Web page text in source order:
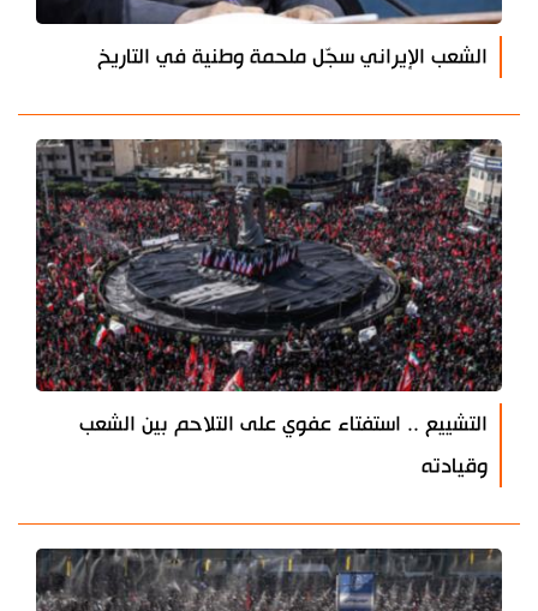
الشعب الإيراني سجّل ملحمة وطنية في التاريخ
التشييع .. استفتاء عفوي على التلاحم بين الشعب
وقيادته